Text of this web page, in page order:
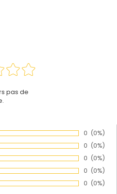
pas de
Nombre
0 (0%)
Nombre
0 (0%)
Nombre
0 (0%)
Nombre
0 (0%)
Nombre
0 (0%)